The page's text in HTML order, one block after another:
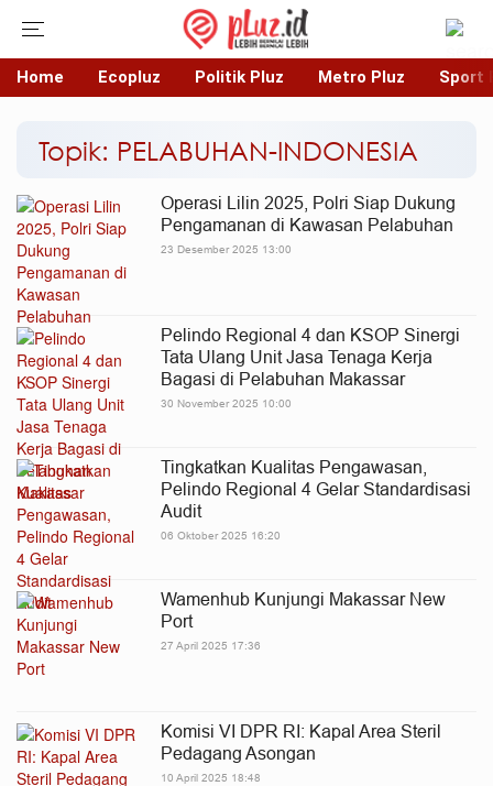
Home Ecopluz Politik Pluz Metro Pluz Sport
Topik: PELABUHAN-INDONESIA
Operasi Lilin 2025, Polri Siap Dukung
Pengamanan di Kawasan Pelabuhan
23 Desember 2025 13:00
Pelindo Regional 4 dan KSOP Sinergi
Tata Ulang Unit Jasa Tenaga Kerja
Bagasi di Pelabuhan Makassar
30 November 2025 10:00
Tingkatkan Kualitas Pengawasan,
Pelindo Regional 4 Gelar Standardisasi
Audit
06 Oktober 2025 16:20
Wamenhub Kunjungi Makassar New
Port
27 April 2025 17:36
Komisi VI DPR RI: Kapal Area Steril
Pedagang Asongan
10 April 2025 18:48